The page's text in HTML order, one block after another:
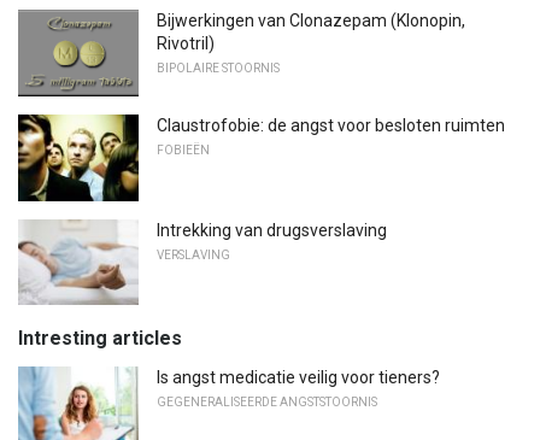
Bijwerkingen van Clonazepam (Klonopin,
Rivotril)
BIPOLAIRE STOORNIS
Claustrofobie: de angst voor besloten ruimten
FOBIEËN
Intrekking van drugsverslaving
VERSLAVING
Intresting articles
Is angst medicatie veilig voor tieners?
GEGENERALISEERDE ANGSTSTOORNIS